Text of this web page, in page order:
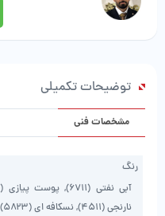
توضیحات تکمیلی
مشخصات فنی
رنگ
نارنجی (۴۵۱۱), نسکافه ای (۵۸۲۳)